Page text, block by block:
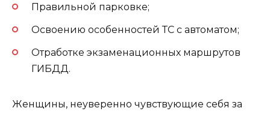
Правильной парковке;
Освоению особенностей ТС с автоматом;
Отработке экзаменационных маршрутов
ГИБДД.
Женщины, неуверенно чувствующие себя за